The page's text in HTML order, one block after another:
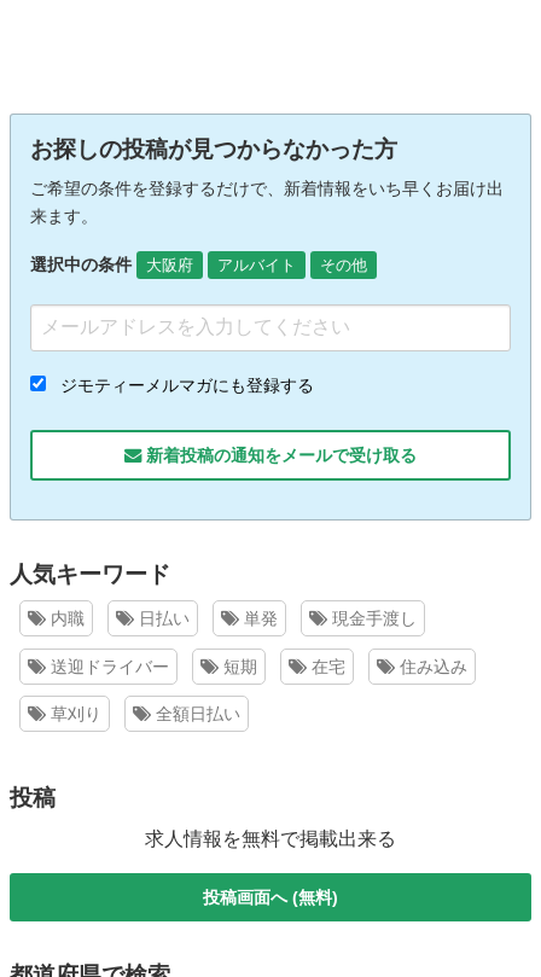
お探しの投稿が見つからなかった方
ご希望の条件を登録するだけで、新着情報をいち早くお届け出
来ます。
選択中の条件 大阪府 アルバイト その他
ジモティーメルマガにも登録する
新着投稿の通知をメールで受け取る
人気キーワード
内職 日払い 単発 現金手渡し
送迎ドライバー 短期 在宅 住み込み
草刈り 全額日払い
投稿
求人情報を無料で掲載出来る
投稿画面へ (無料)